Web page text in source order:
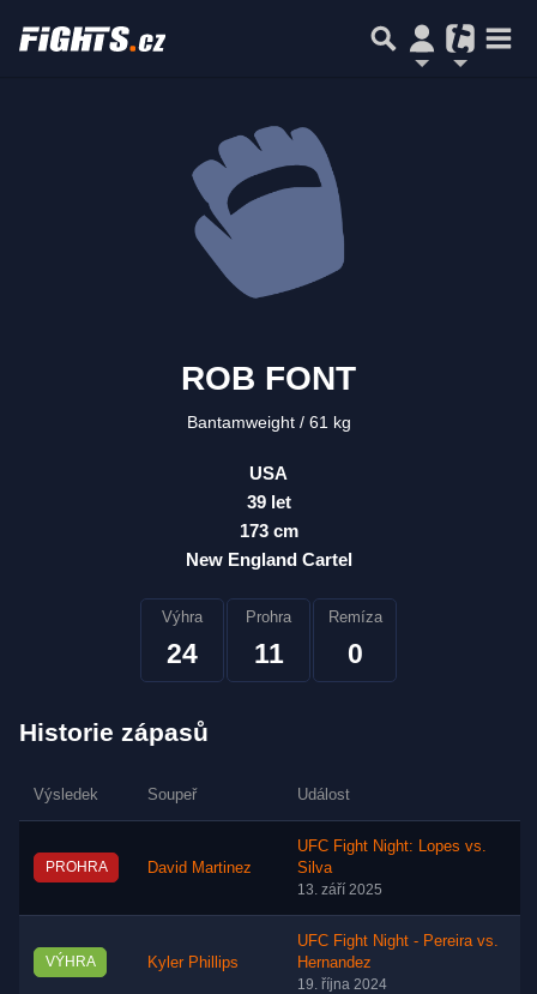
ROB FONT
Bantamweight 61 kg
USA
39 let
173 cm
New England Cartel
Výhra
24
Prohra
11
Remíza
0
Historie zápasů
Výsledek Soupeř Událost
PROHRA David Martinez
UFC Fight Night: Lopes vs.
Silva
13. září 2025
VÝHRA Kyler Phillips
UFC Fight Night - Pereira vs.
Hernandez
19. října 2024